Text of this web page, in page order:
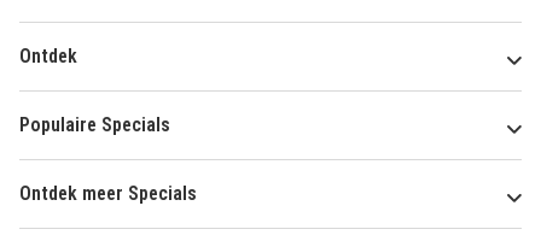
Ontdek
Populaire Specials
Ontdek meer Specials